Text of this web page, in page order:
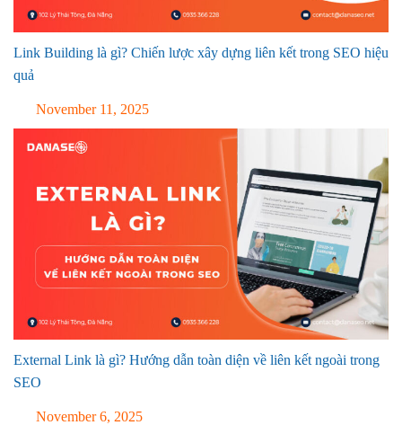
Link Building là gì? Chiến lược xây dựng liên kết trong SEO hiệu
quả
November 11, 2025
External Link là gì? Hướng dẫn toàn diện về liên kết ngoài trong
SEO
November 6, 2025